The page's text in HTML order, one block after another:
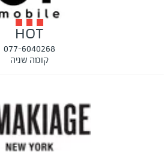
HOT
077-6040268
קומה שניה